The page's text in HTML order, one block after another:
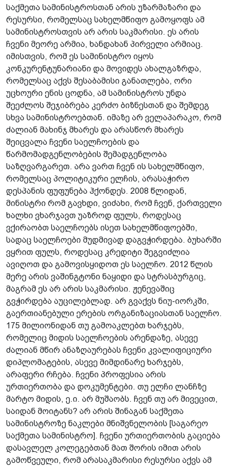
საქმეთა სამინისტროსთან არის უზარმაზარი და
რესურსი, რომელსაც სახელმწიფო გამოყოფს ამ
სამინისტროსთვის არ არის საკმარისი. ეს არის
ჩვენი მეორე არმია, ხანდახან პირველი არმიაც.
იმისთვის, რომ ეს სამინისტრო იყოს
კონკურენტუნარიანი და მოვიდეს ახალგაზრდა,
რომელსაც აქვს შესაბამისი განათლება, ორი
უცხოური ენის ცოდნა, ამ სამინისტროს უნდა
შეეძლოს შეჯიბრება კერძო ბიზნესთან და შემდეგ
სხვა სამინისტროებთან. იმაზე არ ველაპარაკო, რომ
ძალიან მახინჯ მხარეს და არასწორ მხარეს
შეიცვალა ჩვენი საელჩოების და
წარმომადგენლობების შემადგენლობა
საზღვარგარეთ. არა ვართ ჩვენ ის სახელმწიფო,
რომელსაც პოლიტიკური ელჩის, არასაჭირო
დესპანის ფუფუნება ჰქონდეს. 2008 წლიდან,
მინისტრი რომ გავხდი, ვიძახი, რომ ჩვენ, ქართველი
ხალხი ვხარჯავთ უაზროდ ფულს, როდესაც
ვქირაობთ საელჩოებს ისეთ სახელმწიფოებში,
სადაც საელჩოები მუდმივად დაგვჭირდება. ბუხარში
ვყრით ფულს, როდესაც კრედიტი შეგვიძლია
ავიღოთ და გამოვისყიდოთ ეს საელჩო. 2012 წლის
მერე არის ვაშინგტონი ნაყიდი და სტრასბურგიც,
მაგრამ ეს არ არის საკმარისი. ჟენევაშიც
გვჭირდება აუცილებლად. არ გვაქვს ნიუ-იორკში,
გაერთიანებული ერების ორგანიზაციასთან საელჩო.
175 მილიონიდან თუ გამოაკლებთ ხარჯებს,
რომელიც მიდის საელჩოების არენდაზე, ასევე
ძალიან მწირ ანაზღაურებას ჩვენი კვალიფიციური
დიპლომატების, ასევე მიმდინარე ხარჯებს,
არაფერი რჩება. ჩვენი პროფესია არის
ურთიერთობა და დოკუმენტები. თუ ელჩი ლანჩზე
მარტო მიდის, ე.ი. არ მუშაობს. ჩვენ თუ არ მივეცით,
საიდან მოიტანს? არ არის შინაგან საქმეთა
სამინისტროზე ნაკლები მნიშვნელობის [საგარეო
საქმეთა სამინისტრო]. ჩვენი ურთიერთობის გაციება
დასავლელ კოლეგებთან მათ შორის იმით არის
გამოწვეული, რომ არასაკმარისი რესურსი აქვს ამ